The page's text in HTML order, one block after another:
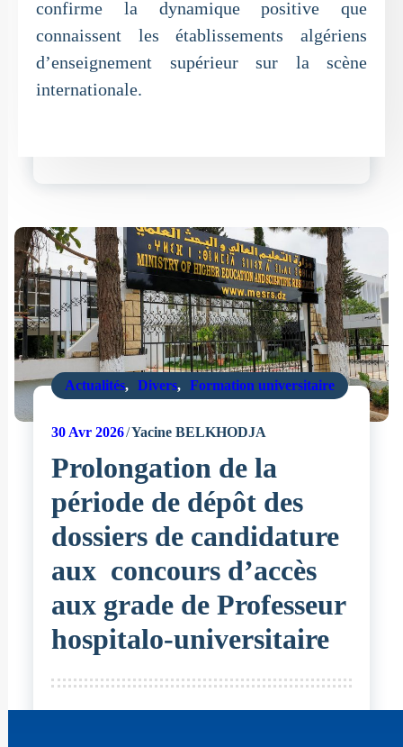
confirme la dynamique positive que
connaissent les établissements algériens
d’enseignement supérieur sur la scène
internationale.
Actualités, Divers, Formation universitaire
30Avr 2026 Yacine BELKHODJA
Prolongation de la
période de dépôt des
dossiers de candidature
aux concours d’accès
aux grade de Professeur
hospitalo-universitaire